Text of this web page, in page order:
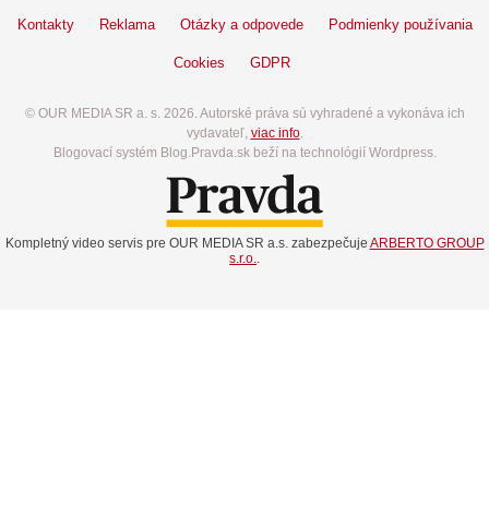
Kontakty Reklama Otázky a odpovede Podmienky používania
Cookies GDPR
© OUR MEDIA SR a. s. 2026. Autorské práva sú vyhradené a vykonáva ich
vydavateľ, viac info.
Blogovací systém Blog.Pravda.sk beží na technológií Wordpress.
Kompletný video servis pre OUR MEDIA SR a.s. zabezpečuje ARBERTO GROUP
s.r.o..